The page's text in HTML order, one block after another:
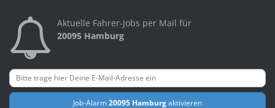
Aktuelle Fahrer-Jobs per Mail für
20095 Hamburg
Job-Alarm20095 Hamburgaktivieren